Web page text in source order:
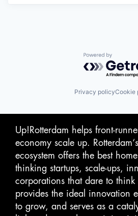
Powered by
Privacy policyCookie
Up!Rotterdam helps front-
economy scale up.
ecosystem offers the best
thinking startups, scale-ups,
corporations that dare to think
provides the ideal innovation
to grow, and serves as a